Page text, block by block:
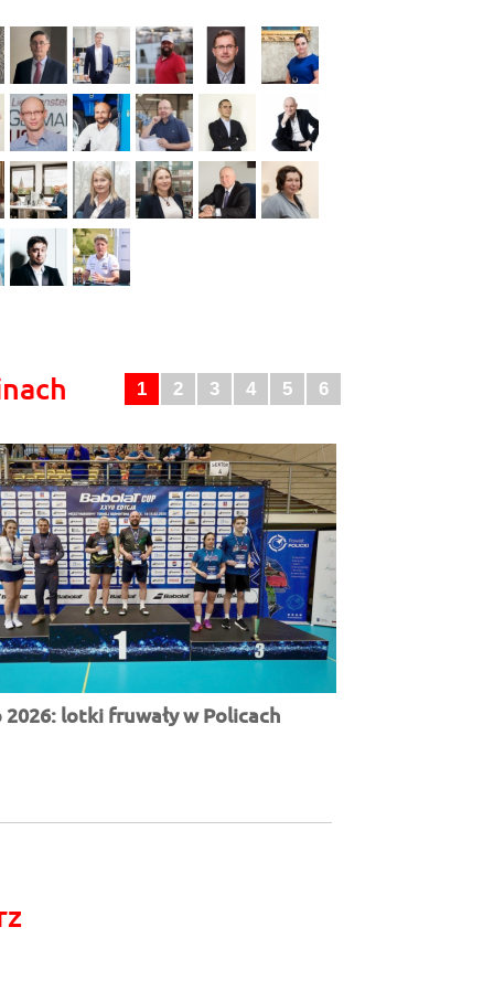
1 2 3 4 5 6
lotki fruwały w Policach